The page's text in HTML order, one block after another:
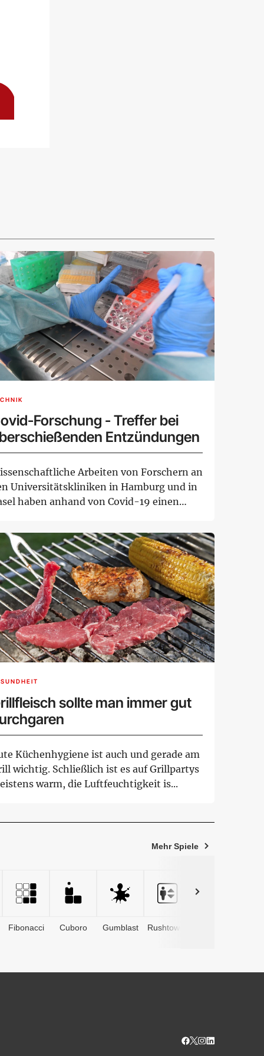
Forschung - Treffer bei
Entzündungen
Arbeiten von Forschern an
Universitätskliniken in Hamburg und in
haben anhand von Covid-19 einen
sollte man immer gut
Küchenhygiene ist auch und gerade am
wichtig. Schließlich ist es auf Grillpartys
warm, die Luftfeuchtigkeit is...
Mehr Spiele
Fibonacci Cuboro Gumblast Rushtower